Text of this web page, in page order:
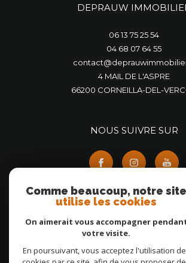
DEPRAUW
06 13 75 25 54
04 68 07 64 55
4 MAIL DE L'ASPRE
66200
CORNEILLA-DEL-
NOUS SUIVRE SUR
ADHÉRENTS
Comme beaucoup, notre site
utilise les cookies
On aimerait vous accompagner
votre visite.
En poursuivant, vous acceptez l'utilisation